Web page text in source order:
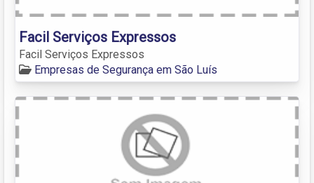
Facil Serviços Expressos
Facil Serviços Expressos
Empresas de Segurança em São Luís